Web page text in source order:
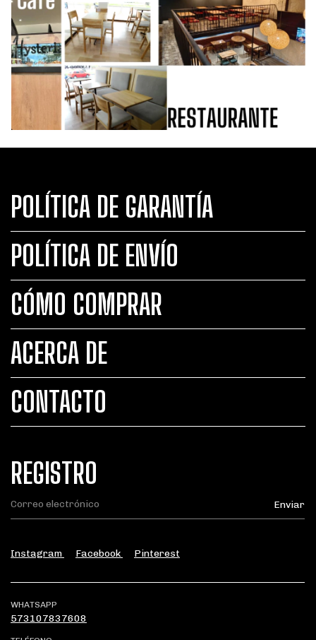
POLÍTICA DE GARANTÍA
POLÍTICA DE ENVÍO
CÓMO COMPRAR
ACERCA DE
CONTACTO
REGISTRO
Instagram Facebook Pinterest
WHATSAPP
573107837608